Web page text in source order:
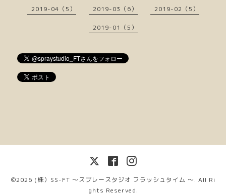
2019-04（5） 2019-03（6） 2019-02（5）
2019-01（5）
©2026 (株）SS-FT 〜スプレースタジオ フラッシュタイム 〜. All Ri
ghts Reserved.